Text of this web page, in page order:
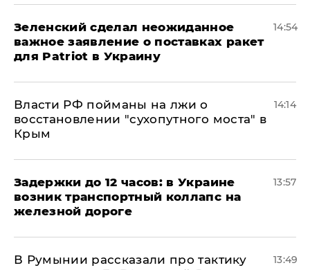
Зеленский сделал неожиданное
важное заявление о поставках ракет
для Patriot в Украину
14:54
Власти РФ пойманы на лжи о
восстановлении "сухопутного моста" в
Крым
14:14
Задержки до 12 часов: в Украине
возник транспортный коллапс на
железной дороге
13:57
В Румынии рассказали про тактику
13:49